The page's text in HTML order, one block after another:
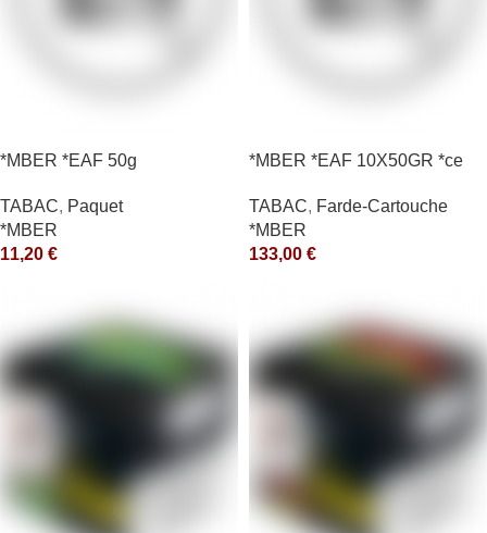
*MBER *EAF 50g
TABAC, Paquet
*MBER
11,20 €
*MBER *EAF 10X50GR *ce
TABAC, Farde-Cartouche
*MBER
133,00 €